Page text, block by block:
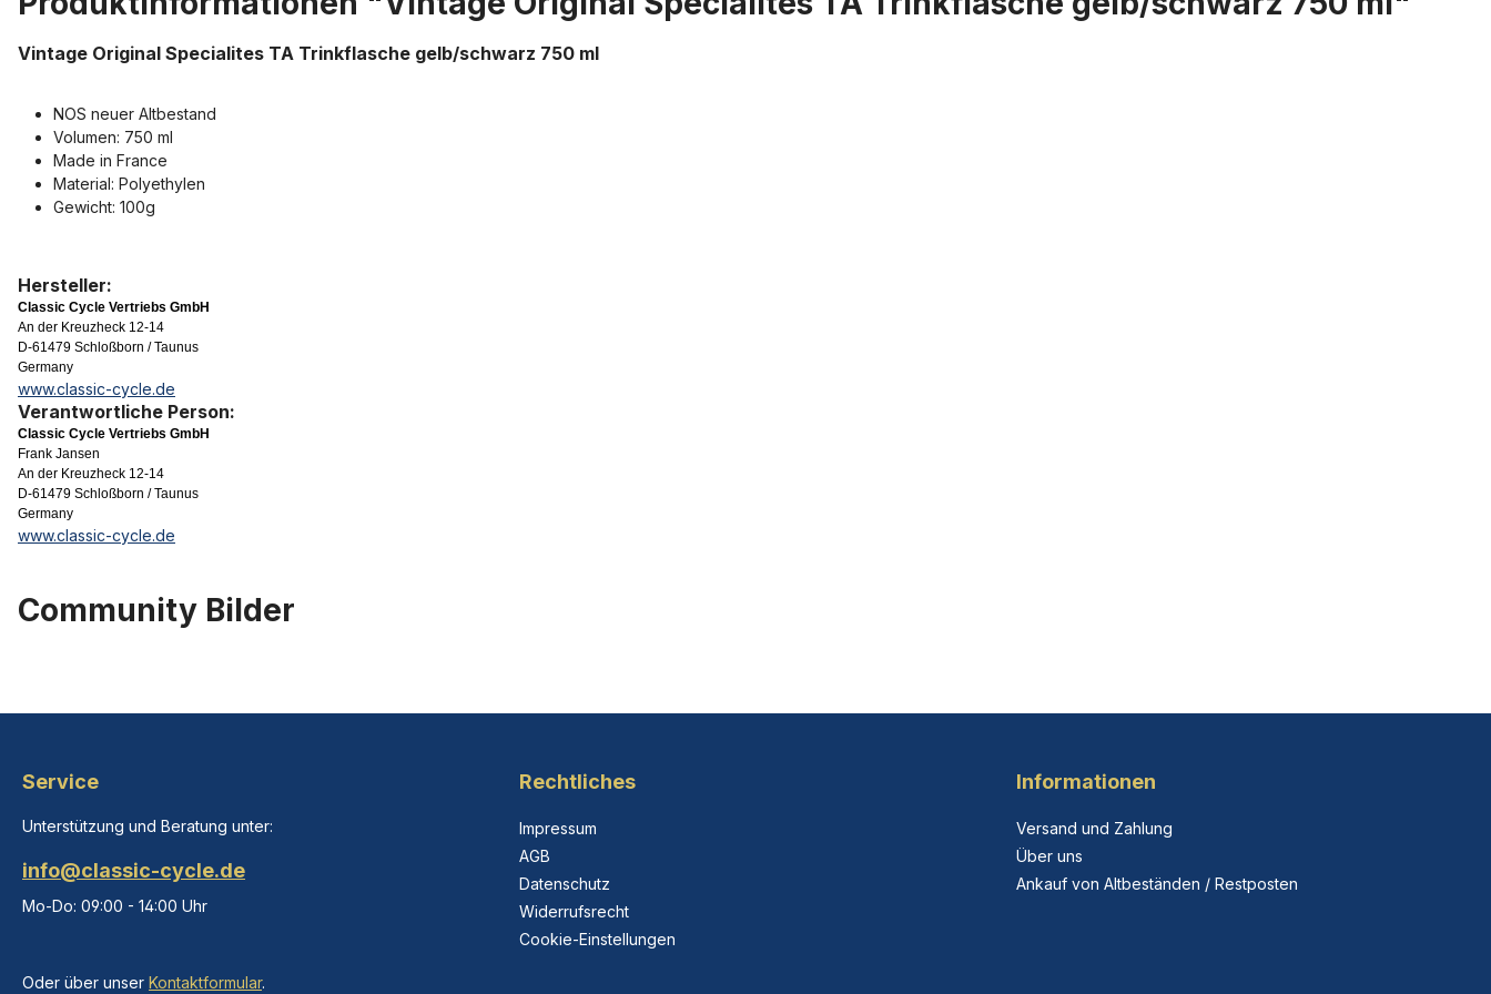
Vintage Original Specialites TA Trinkflasche gelb/schwarz 750 ml
NOS neuer Altbestand
Volumen: 750 ml
Made in France
Material: Polyethylen
Gewicht: 100g
Hersteller:
Classic Cycle Vertriebs GmbH
An der Kreuzheck 12-14
D-61479 Schloßborn / Taunus
Germany
www.classic-cycle.de
Verantwortliche Person:
Classic Cycle Vertriebs GmbH
Frank Jansen
An der Kreuzheck 12-14
D-61479 Schloßborn / Taunus
Germany
www.classic-cycle.de
Community Bilder
Service
Unterstützung und Beratung unter:
info@classic-cycle.de
Mo-Do: 09:00 - 14:00 Uhr
Oder über unser Kontaktformular.
Rechtliches
Impressum
AGB
Datenschutz
Widerrufsrecht
Cookie-Einstellungen
Informationen
Versand und Zahlung
Über uns
Ankauf von Altbeständen / Restposten